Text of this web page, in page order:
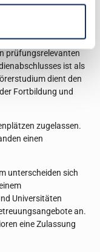
als solcher
des gewünschten
prüfungsrelevanten
ist als
dient den
Fortbildung und
zugelassen.
einen
unterscheiden sich
Universitäten
an.
eine Zulassung